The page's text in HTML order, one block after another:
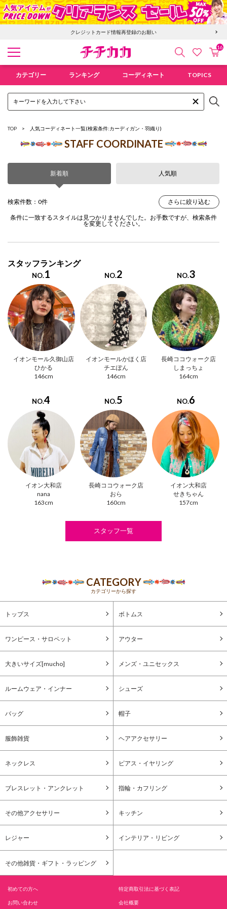
クレジットカード情報再登録のお願い
検索 お気にカ
16
カテゴリー ランキング コーディネート TOPICS
TOP 人気コーディネート一覧(検索条件:カーディガン・羽織り)
STAFF COORDINATE
新着順 人気順
検索件数：0件 さらに絞り込む
条件に一致するスタイルは見つかりませんでした。お手数ですが、検索条件
を変更してください。
スタッフランキング
NO.1
イオンモール久御山店
ひかる
146cm
NO.2
イオンモールかほく店
チエぽん
146cm
NO.3
長崎ココウォーク店
しまっちょ
164cm
NO.4
イオン大和店
nana
163cm
NO.5
長崎ココウォーク店
おら
160cm
NO.6
イオン大和店
せきちゃん
157cm
スタッフ一覧
CATEGORY
カテゴリーから探す
トップス ボトムス
ワンピース・サロペット アウター
大きいサイズ[mucho] メンズ・ユニセックス
ルームウェア・インナー シューズ
バッグ 帽子
服飾雑貨 ヘアアクセサリー
ネックレス ピアス・イヤリング
ブレスレット・アンクレット 指輪・カフリング
その他アクセサリー キッチン
レジャー インテリア・リビング
その他雑貨・ギフト・ラッピング
初めての方へ 特定商取引法に基づく表記
お問い合わせ 会社概要